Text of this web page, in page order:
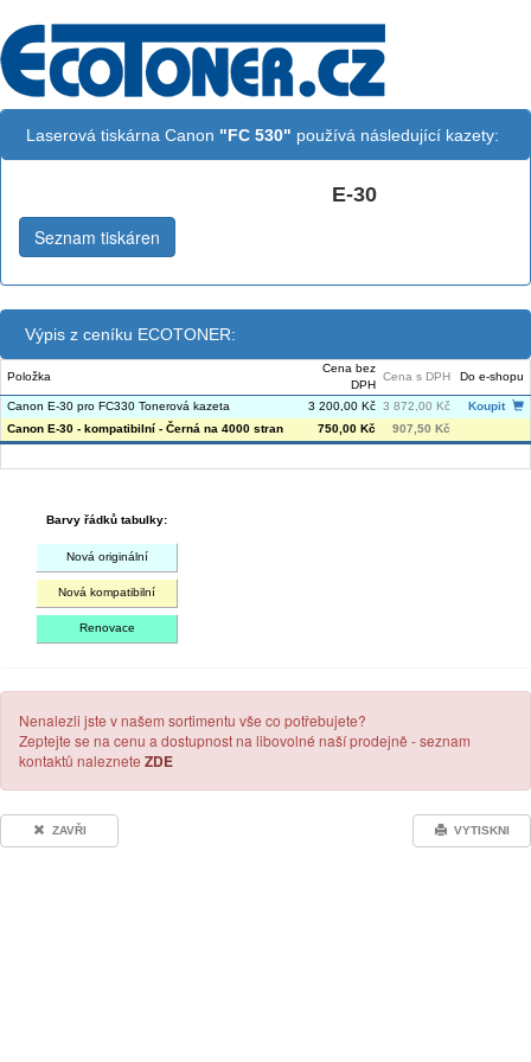
Laserová tiskárna Canon "FC 530" používá následující kazety:
E-30
Seznam tiskáren
Výpis z ceníku ECOTONER:
Položka
Cena bez
DPH
Cena s DPH Do e-shopu
Canon E-30 pro FC330 Tonerová kazeta 3 200,00 Kč 3 872,00 Kč
Koupit
Canon E-30 - kompatibilní - Černá na 4000 stran
750,00 Kč 907,50 Kč
Barvy řádků tabulky:
Nová originální
Nová kompatibilní
Renovace
Nenalezli jste v našem sortimentu vše co potřebujete?
Zeptejte se na cenu a dostupnost na libovolné naší prodejně - seznam
kontaktů naleznete ZDE
ZAVŘI VYTISKNI